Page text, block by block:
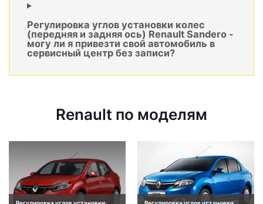
Регулировка углов установки колес
(передняя и задняя ось) Renault Sandero -
могу ли я привезти свой автомобиль в
сервисный центр без записи?
Renault по моделям